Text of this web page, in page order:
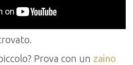
Prova con un zaino